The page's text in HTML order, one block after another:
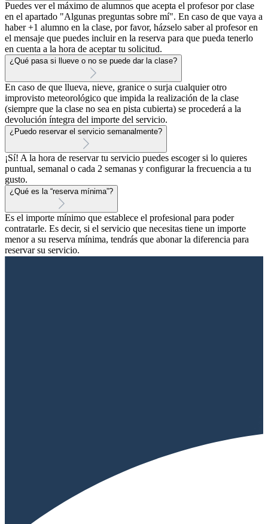
Puedes ver el máximo de alumnos que acepta el profesor por clase
en el apartado "Algunas preguntas sobre mí". En caso de que vaya a
haber +1 alumno en la clase, por favor, házselo saber al profesor en
el mensaje que puedes incluir en la reserva para que pueda tenerlo
en cuenta a la hora de aceptar tu solicitud.
¿Qué pasa si llueve o no se puede dar la clase?
En caso de que llueva, nieve, granice o surja cualquier otro
improvisto meteorológico que impida la realización de la clase
(siempre que la clase no sea en pista cubierta) se procederá a la
devolución íntegra del importe del servicio.
¿Puedo reservar el servicio semanalmente?
¡Sí! A la hora de reservar tu servicio puedes escoger si lo quieres
puntual, semanal o cada 2 semanas y configurar la frecuencia a tu
gusto.
¿Qué es la “reserva mínima”?
Es el importe mínimo que establece el profesional para poder
contratarle. Es decir, si el servicio que necesitas tiene un importe
menor a su reserva mínima, tendrás que abonar la diferencia para
reservar su servicio.